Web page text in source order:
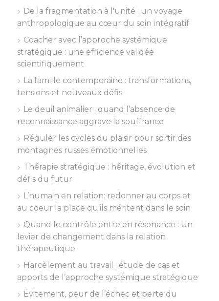
De la fragmentation à l'unité : un voyage
anthropologique au cœur du soin intégratif
Coacher avec l’approche systémique
stratégique : une efficience validée
scientifiquement
La famille contemporaine : transformations,
tensions et nouveaux défis
Le deuil animalier : quand l’absence de
reconnaissance aggrave la souffrance
Réguler les cycles du plaisir pour sortir des
montagnes russes émotionnelles
Thérapie stratégique : héritage, évolution et
défis du futur
L’humain en relation: redonner au corps et
au coeur la place qu’ils méritent dans le soin
Quand le contrôle entre en résonance : Un
levier de changement dans la relation
thérapeutique
Harcèlement au travail : étude de cas et
apports de l’approche systémique stratégique
Évitement, peur de l’échec et perte du